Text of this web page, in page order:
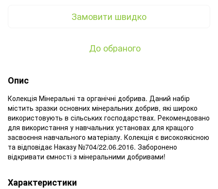
Замовити швидко
До обраного
Опис
Колекція Мінеральні та органічні добрива. Даний набір
містить зразки основних мінеральних добрив, які широко
використовують в сільських господарствах. Рекомендовано
для використання у навчальних установах для кращого
засвоєння навчального матеріалу. Колекція є високоякісною
та відповідає Наказу №704/22.06.2016. Заборонено
відкривати ємності з мінеральними добривами!
Характеристики